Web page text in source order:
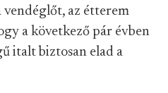
vendéglőt, az étterem
a következő pár évben
italt biztosan elad a